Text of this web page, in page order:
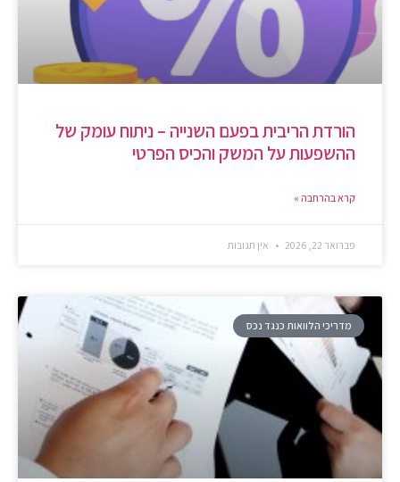
הורדת הריבית בפעם השנייה – ניתוח עומק של
ההשפעות על המשק והכיס הפרטי
קרא בהרחבה »
אין תגובות
מדריכי הלוואות כנגד נכס